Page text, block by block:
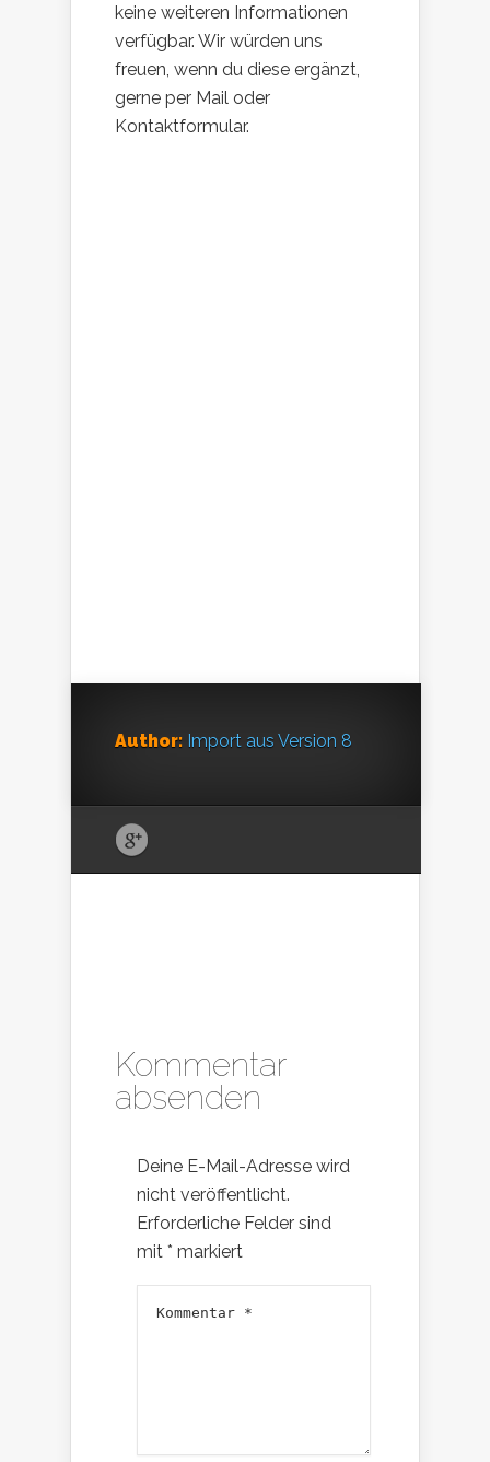
keine weiteren Informationen
verfügbar. Wir würden uns
freuen, wenn du diese ergänzt,
gerne per Mail oder
Kontaktformular.
Author: Import aus Version 8
Kommentar
absenden
Deine E-Mail-Adresse wird
nicht veröffentlicht.
Erforderliche Felder sind
mit * markiert